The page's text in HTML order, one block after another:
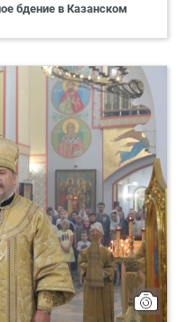
бдение в Казанском